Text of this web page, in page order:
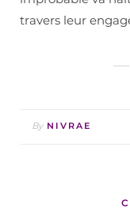
travers leur
By NIVRAE